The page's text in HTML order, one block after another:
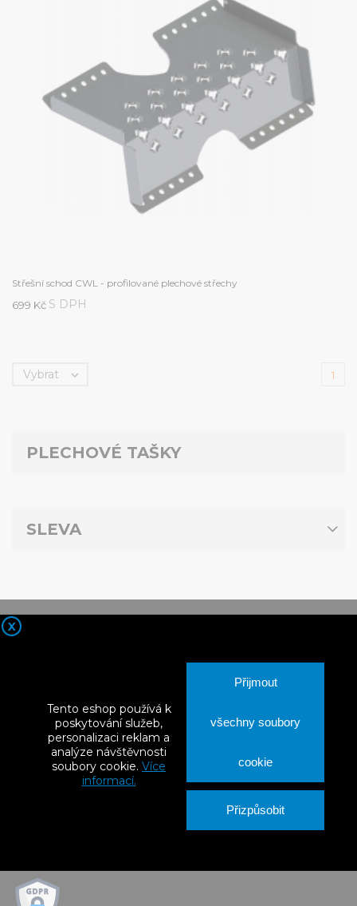
X
Tento eshop používá k
poskytování služeb,
personalizaci reklam a
analýze návštěvnosti
soubory cookie. Více
informací.
Přijmout
všechny soubory
cookie
Přizpůsobit
PLECHOVÉ TAŠKY
SLEVA
Střešní schod CWL - profilované plechové střechy
699 Kč S DPH
Vybrat  1
Kontaktní údaje
Nortia Products